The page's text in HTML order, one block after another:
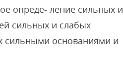
опреде- ление сильных и
сильных и слабых
сильными основаниями и